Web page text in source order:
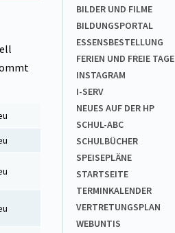
BILDER UND FILME
BILDUNGSPORTAL
ESSENSBESTELLUNG
FERIEN UND FREIE TAGE
INSTAGRAM
I-SERV
NEUES AUF DER HP
SCHUL-ABC
SCHULBÜCHER
SPEISEPLÄNE
STARTSEITE
TERMINKALENDER
VERTRETUNGSPLAN
WEBUNTIS